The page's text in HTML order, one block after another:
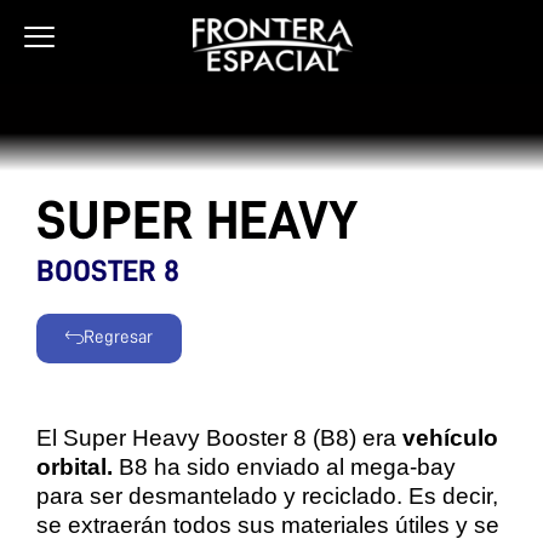
SUPER HEAVY
BOOSTER 8
Regresar
El Super Heavy Booster 8 (B8) era vehículo
orbital. B8 ha sido enviado al mega-bay
para ser desmantelado y reciclado. Es decir,
se extraerán todos sus materiales útiles y se